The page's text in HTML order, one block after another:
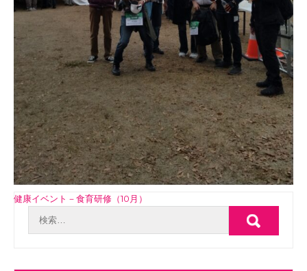
投
健康イベント－食育研修（10月）